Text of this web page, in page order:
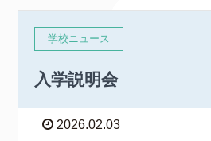
学校ニュース
入学説明会
2026.02.03